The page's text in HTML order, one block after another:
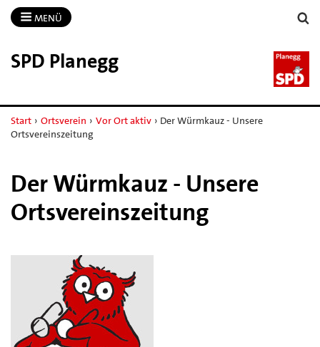
MENÜ
SPD Planegg
Start › Ortsverein › Vor Ort aktiv › Der Würmkauz - Unsere
Ortsvereinszeitung
Der Würmkauz - Unsere
Ortsvereinszeitung